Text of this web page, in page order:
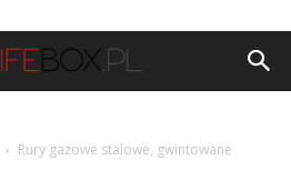
Rury gazowe stalowe, gwintowane